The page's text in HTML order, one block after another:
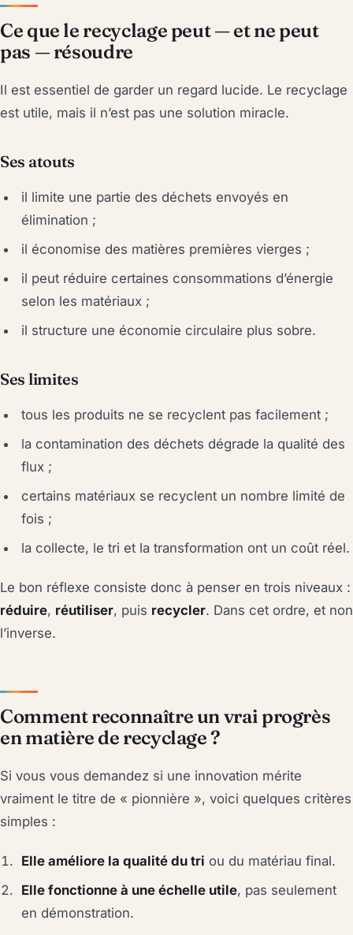
Ce que le recyclage peut — et ne peut
pas — résoudre
Il est essentiel de garder un regard lucide. Le recyclage
est utile, mais il n’est pas une solution miracle.
Ses atouts
il limite une partie des déchets envoyés en
élimination ;
il économise des matières premières vierges ;
il peut réduire certaines consommations d’énergie
selon les matériaux ;
il structure une économie circulaire plus sobre.
Ses limites
tous les produits ne se recyclent pas facilement ;
la contamination des déchets dégrade la qualité des
flux ;
certains matériaux se recyclent un nombre limité de
fois ;
la collecte, le tri et la transformation ont un coût réel.
Le bon réflexe consiste donc à penser en trois niveaux :
réduire, réutiliser, puis recycler. Dans cet ordre, et non
l’inverse.
Comment reconnaître un vrai progrès
en matière de recyclage ?
Si vous vous demandez si une innovation mérite
vraiment le titre de « pionnière », voici quelques critères
simples :
Elle améliore la qualité du tri ou du matériau final.
Elle fonctionne à une échelle utile, pas seulement
en démonstration.